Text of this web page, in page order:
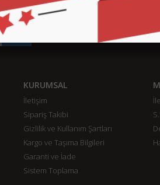
KURUMSAL
İletişim
Sipariş Takibi
Gizlilik ve Kullanım Şartları
Kargo ve Taşıma Bilgileri
Garanti ve İade
Sistem Toplama